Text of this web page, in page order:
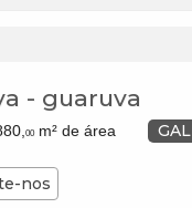
- guaruva
00m² de área
nos